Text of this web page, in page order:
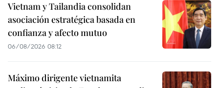
Vietnam y Tailandia consolidan
asociación estratégica basada en
confianza y afecto mutuo
06/08/2026 08:12
Máximo dirigente vietnamita